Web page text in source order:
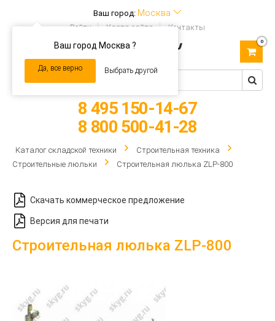
Ваш город: Москва
Ваш город Москва ?
Да, все верно Выбрать другой
Войти Карта сайта Контакты
navigation
0
8 495 150-14-67
8 800 500-41-28
Каталог складской техники
Строительная техника
Строительные люльки
Строительная люлька ZLP-800
Скачать коммерческое предложение
Версия для печати
Строительная люлька ZLP-800